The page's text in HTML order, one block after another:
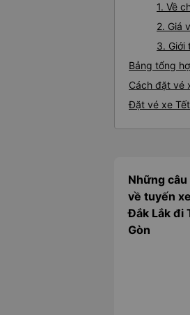
1. Về
2. Giá
3. Giới
Bảng tổng
Cách đặt vé
Đặt vé xe
Những
về tuyến
Đắk Lắk đi
Gòn